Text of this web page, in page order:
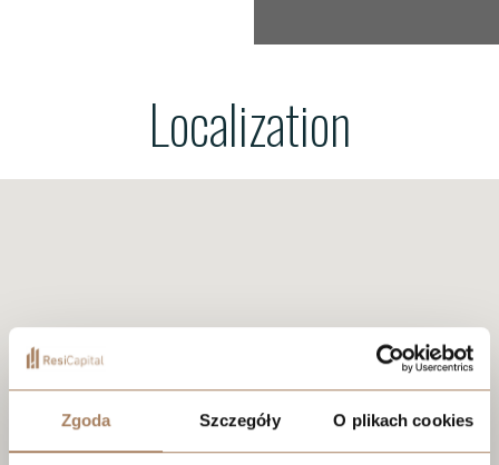
Zgoda Szczegóły O plikach cookies
Localization